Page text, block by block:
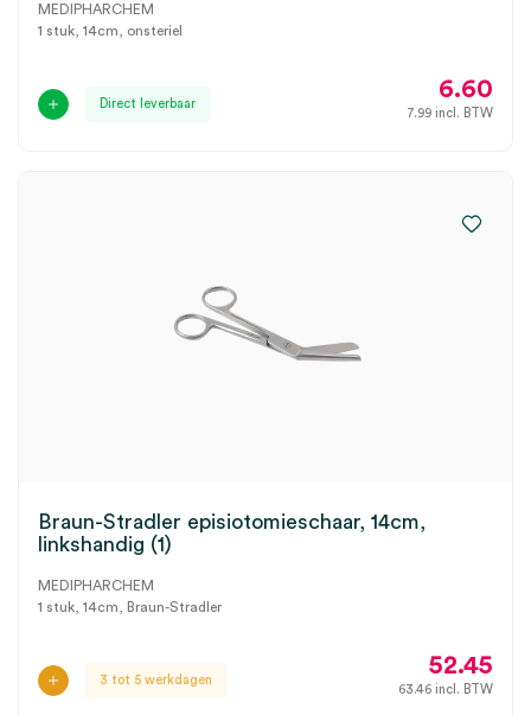
MEDIPHARCHEM
1 stuk, 14cm, onsteriel
Direct leverbaar
6.60
7.99 incl. BTW
Braun-Stradler episiotomieschaar, 14cm,
linkshandig (1)
MEDIPHARCHEM
1 stuk, 14cm, Braun-Stradler
3 tot 5 werkdagen
52.45
63.46 incl. BTW